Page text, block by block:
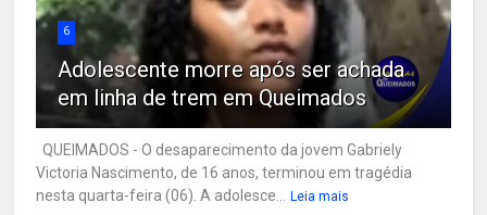
6
Adolescente morre após ser achada
em linha de trem em Queimados
QUEIMADOS - O desaparecimento da jovem Gabriely
Victoria Nascimento, de 16 anos, terminou em tragédia
nesta quarta-feira (06). A adolesce...
Leia mais